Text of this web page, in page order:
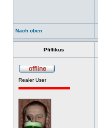
Nach oben
Pfiffikus
Realer User